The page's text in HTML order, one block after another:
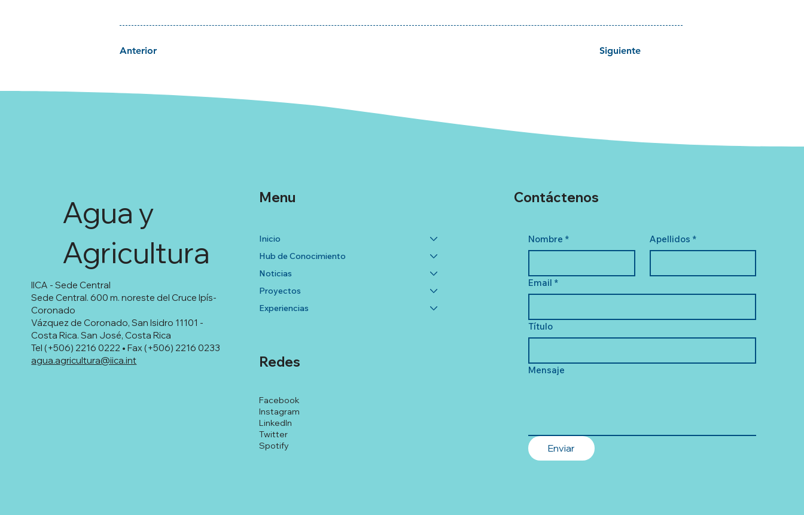
Siguiente
Anterior
IICA - Sede Central
Sede Central. 600 m. noreste del Cruce Ipís-
Coronado
Vázquez de Coronado, San Isidro 11101 -
Costa Rica. San José, Costa Rica
Tel (+506) 2216 0222 • Fax (+506) 2216 0233
agua.agricultura@iica.int
Agua y
Agricultura
Facebook
Instagram
LinkedIn
Twitter
Spotify
Redes
Inicio
Hub de Conocimiento
Noticias
Proyectos
Experiencias
Menu
Nombre * Apellidos *
Email *
Título
Mensaje
Enviar
Contáctenos